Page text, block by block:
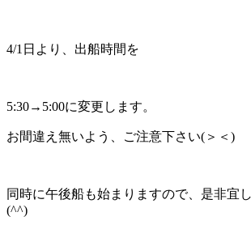
4/1日より、出船時間を
5:30→5:00に変更します。
お間違え無いよう、ご注意下さい(＞＜)
同時に午後船も始まりますので、是非宜
(^^)